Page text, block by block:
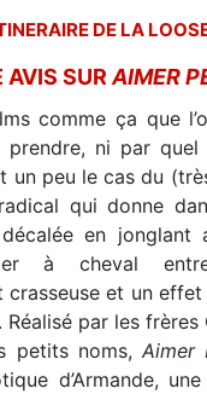
DE LA
AVIS SUR AIMER
comme ça que
prendre, ni par
un peu le cas du
qui donne
en jonglant
à cheval
crasseuse et un
. Réalisé par les
petits noms, Aimer
d’Armande,